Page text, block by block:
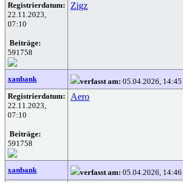
Registrierdatum:
22.11.2023,
07:10
Beiträge:
591758
Zigz
xanbank verfasst am: 05.04.2026, 14:45
Registrierdatum:
22.11.2023,
07:10
Beiträge:
591758
Aero
xanbank verfasst am: 05.04.2026, 14:46